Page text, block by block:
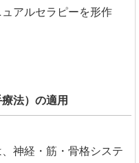
アルセラピーを形作
法）の適用
神経・筋・骨格システ